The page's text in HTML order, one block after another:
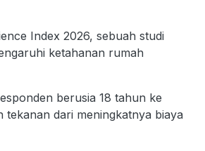
Index 2026, sebuah studi
ketahanan rumah
berusia 18 tahun ke
dari meningkatnya biaya